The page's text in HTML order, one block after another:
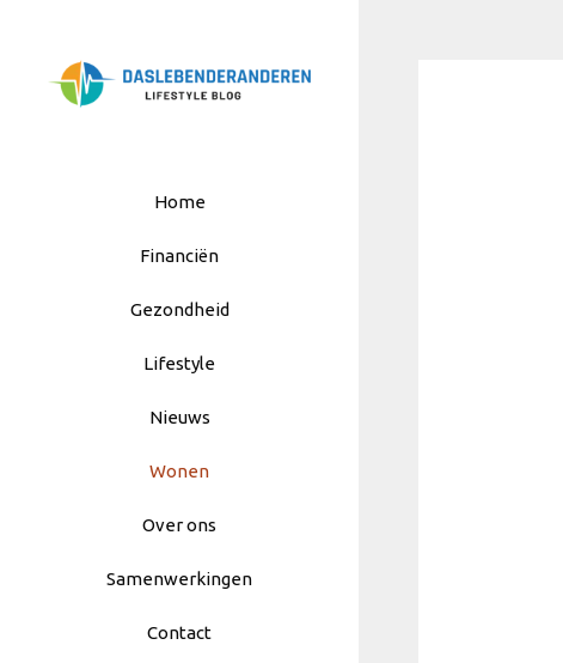
Home
Financiën
Gezondheid
Lifestyle
Nieuws
Wonen
Over ons
Samenwerkingen
Contact